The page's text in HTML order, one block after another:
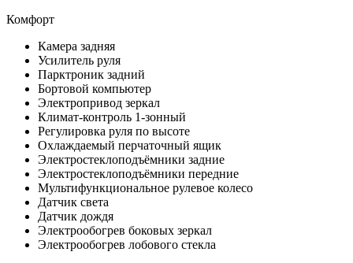
Комфорт
Камера задняя
Усилитель руля
Парктроник задний
Бортовой компьютер
Электропривод зеркал
Климат-контроль 1-зонный
Регулировка руля по высоте
Охлаждаемый перчаточный ящик
Электростеклоподъёмники задние
Электростеклоподъёмники передние
Мультифункциональное рулевое колесо
Датчик света
Датчик дождя
Электрообогрев боковых зеркал
Электрообогрев лобового стекла